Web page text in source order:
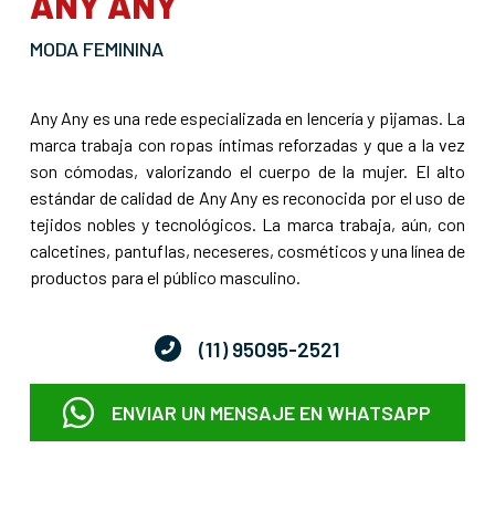
MODA FEMININA
Any Any es una rede especializada en lencería y pijamas. La
marca trabaja con ropas íntimas reforzadas y que a la vez
son cómodas, valorizando el cuerpo de la mujer. El alto
estándar de calidad de Any Any es reconocida por el uso de
tejidos nobles y tecnológicos. La marca trabaja, aún, con
calcetines, pantuflas, neceseres, cosméticos y una línea de
productos para el público masculino.
(11) 95095-2521
ENVIAR UN MENSAJE EN WHATSAPP